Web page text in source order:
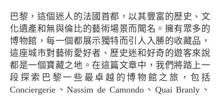
巴黎，這個迷人的法國首都，以其豐富的歷史、文
化遺產和無與倫比的藝術場景而聞名。擁有眾多的
博物館，每一個都展示獨特而引人入勝的收藏品，
這座城市對藝術愛好者、歷史迷和好奇的遊客來說
都是一個寶藏之地。在這篇文章中，我們將踏上一
段探索巴黎一些最卓越的博物館之旅，包括
Conciergerie、Nassim de Camondo、Quai Branly、